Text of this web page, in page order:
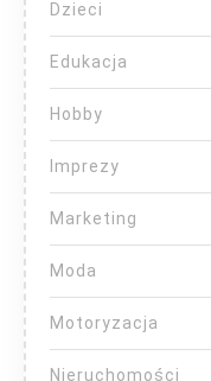
Dzieci
Edukacja
Hobby
Imprezy
Marketing
Moda
Motoryzacja
Nieruchomości